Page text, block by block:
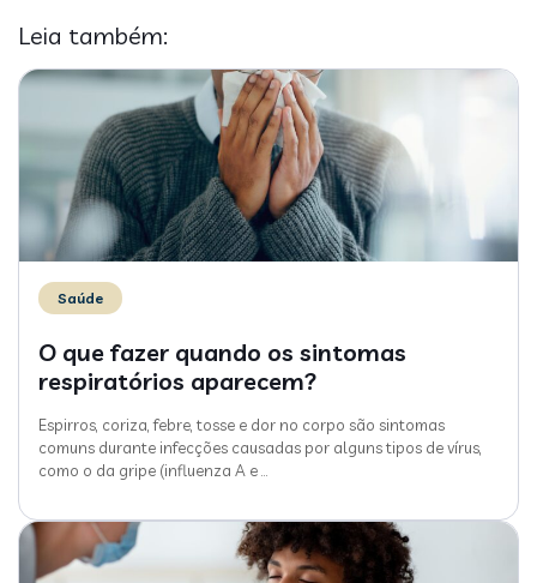
Leia também:
Saúde
O que fazer quando os sintomas
respiratórios aparecem?
Espirros, coriza, febre, tosse e dor no corpo são sintomas
comuns durante infecções causadas por alguns tipos de vírus,
como o da gripe (influenza A e